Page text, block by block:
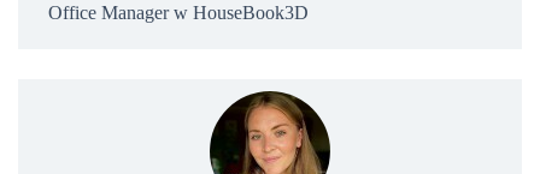
Office Manager w HouseBook3D